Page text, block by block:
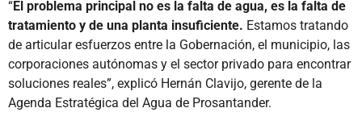
“El problema principal no es la falta de agua, es la falta de
tratamiento y de una planta insuficiente. Estamos tratando
de articular esfuerzos entre la Gobernación, el municipio, las
corporaciones autónomas y el sector privado para encontrar
soluciones reales”, explicó Hernán Clavijo, gerente de la
Agenda Estratégica del Agua de Prosantander.